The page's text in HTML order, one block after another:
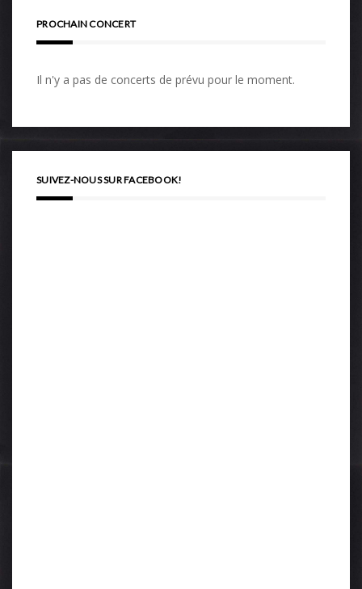
PROCHAIN CONCERT
Il n'y a pas de concerts de prévu pour le moment.
SUIVEZ-NOUS SUR FACEBOOK!